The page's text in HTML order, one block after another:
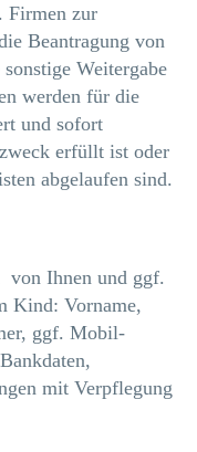
Firmen zur
Beantragung von
Weitergabe
werden für die
und sofort
erfüllt ist oder
abgelaufen sind.
von Ihnen und ggf.
Kind: Vorname,
ggf. Mobil-
mit Verpflegung